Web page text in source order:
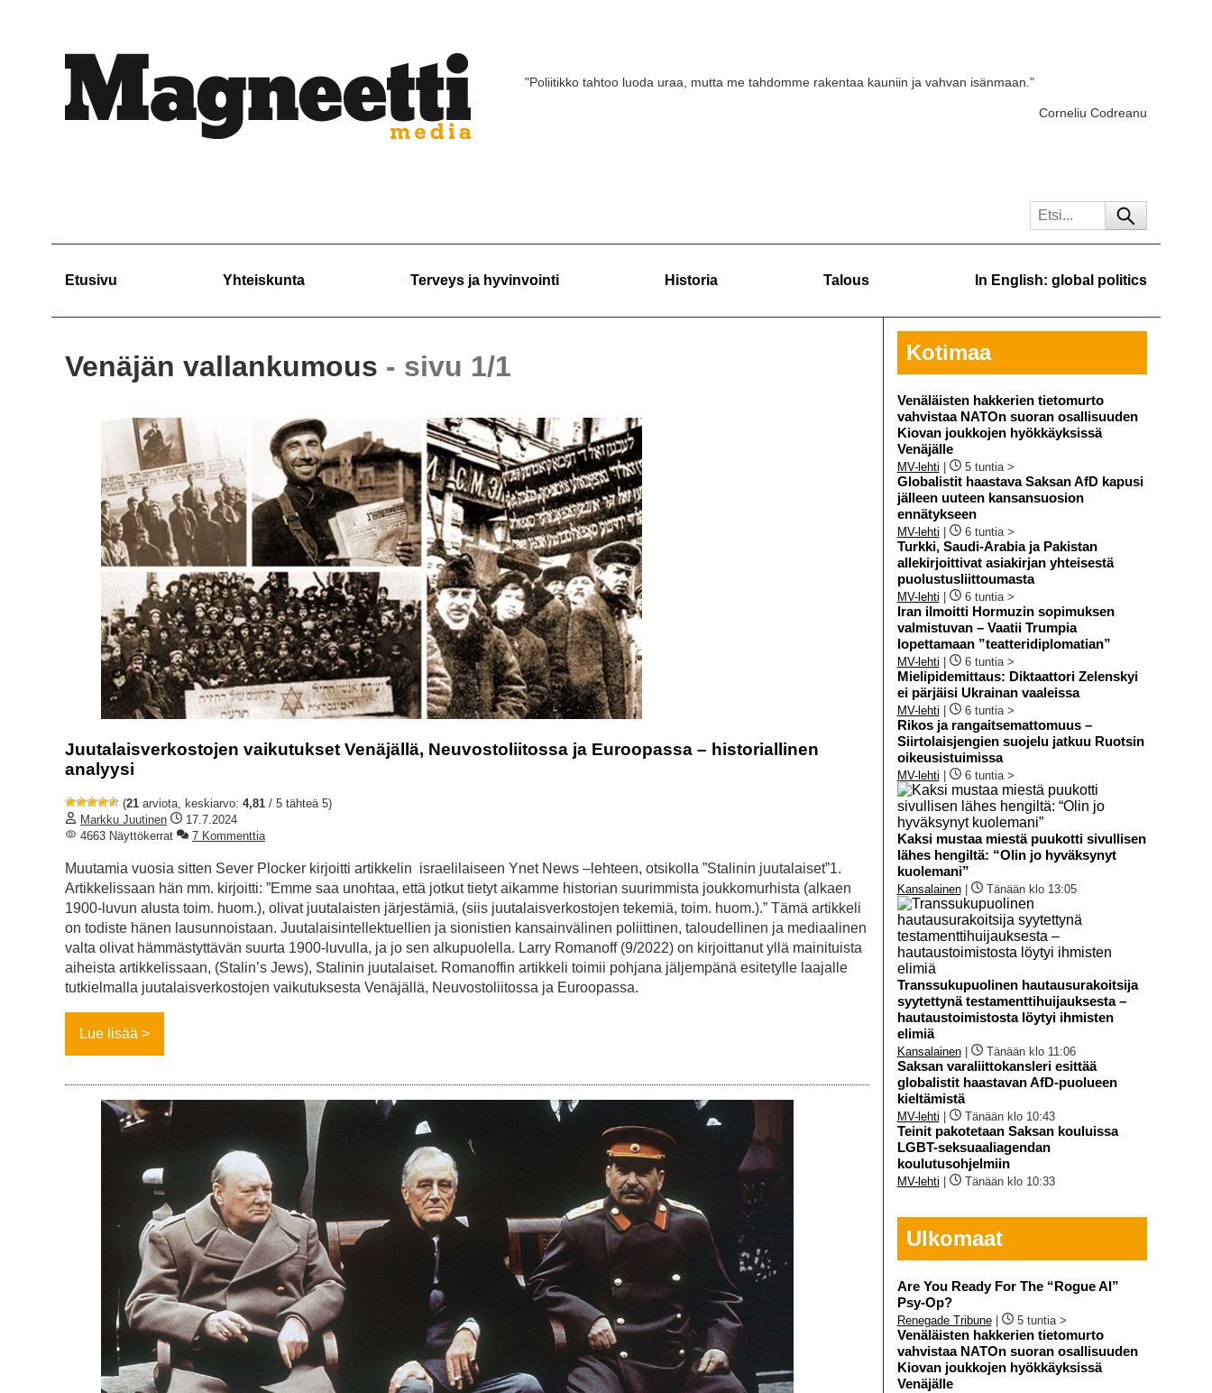
"Poliitikko tahtoo luoda uraa, mutta me tahdomme rakentaa kauniin ja vahvan isänmaan."
Corneliu Codreanu
Etusivu Yhteiskunta Terveys ja hyvinvointi Historia Talous In English: global politics
Venäjän vallankumous - sivu 1/1
Juutalaisverkostojen vaikutukset Venäjällä, Neuvostoliitossa ja Euroopassa – historiallinen
analyysi
(21 arviota, keskiarvo: 4,81 / 5 tähteä 5)
Markku Juutinen
17.7.2024
4663 Näyttökerrat
7 Kommenttia
Muutamia vuosia sitten Sever Plocker kirjoitti artikkelin israelilaiseen Ynet News –lehteen, otsikolla ”Stalinin juutalaiset”1.
Artikkelissaan hän mm. kirjoitti: ”Emme saa unohtaa, että jotkut tietyt aikamme historian suurimmista joukkomurhista (alkaen
1900-luvun alusta toim. huom.), olivat juutalaisten järjestämiä, (siis juutalaisverkostojen tekemiä, toim. huom.).” Tämä artikkeli
on todiste hänen lausunnoistaan. Juutalaisintellektuellien ja sionistien kansainvälinen poliittinen, taloudellinen ja mediaalinen
valta olivat hämmästyttävän suurta 1900-luvulla, ja jo sen alkupuolella. Larry Romanoff (9/2022) on kirjoittanut yllä mainituista
aiheista artikkelissaan, (Stalin’s Jews), Stalinin juutalaiset. Romanoffin artikkeli toimii pohjana jäljempänä esitetylle laajalle
tutkielmalla juutalaisverkostojen vaikutuksesta Venäjällä, Neuvostoliitossa ja Euroopassa.
Lue lisää
Kotimaa
Venäläisten hakkerien tietomurto
vahvistaa NATOn suoran osallisuuden
Kiovan joukkojen hyökkäyksissä
Venäjälle
MV-lehti 5 tuntia >
Globalistit haastava Saksan AfD kapusi
jälleen uuteen kansansuosion
ennätykseen
MV-lehti 6 tuntia >
Turkki, Saudi-Arabia ja Pakistan
allekirjoittivat asiakirjan yhteisestä
puolustusliittoumasta
MV-lehti 6 tuntia >
Iran ilmoitti Hormuzin sopimuksen
valmistuvan – Vaatii Trumpia
lopettamaan ”teatteridiplomatian”
MV-lehti 6 tuntia >
Mielipidemittaus: Diktaattori Zelenskyi
ei pärjäisi Ukrainan vaaleissa
MV-lehti 6 tuntia >
Rikos ja rangaitsemattomuus –
Siirtolaisjengien suojelu jatkuu Ruotsin
oikeusistuimissa
MV-lehti 6 tuntia >
Kaksi mustaa miestä puukotti sivullisen
lähes hengiltä: “Olin jo hyväksynyt
kuolemani”
Kansalainen| Tänään klo 13:05
Transsukupuolinen hautausurakoitsija
syytettynä testamenttihuijauksesta –
hautaustoimistosta löytyi ihmisten
elimiä
Kansalainen| Tänään klo 11:06
Saksan varaliittokansleri esittää
globalistit haastavan AfD-puolueen
kieltämistä
MV-lehti Tänään klo 10:43
Teinit pakotetaan Saksan kouluissa
LGBT-seksuaaliagendan
koulutusohjelmiin
MV-lehti Tänään klo 10:33
Ulkomaat
Are You Ready For The “Rogue AI”
Psy-Op?
Renegade Tribune| 5 tuntia >
Venäläisten hakkerien tietomurto
vahvistaa NATOn suoran osallisuuden
Kiovan joukkojen hyökkäyksissä
Venäjälle